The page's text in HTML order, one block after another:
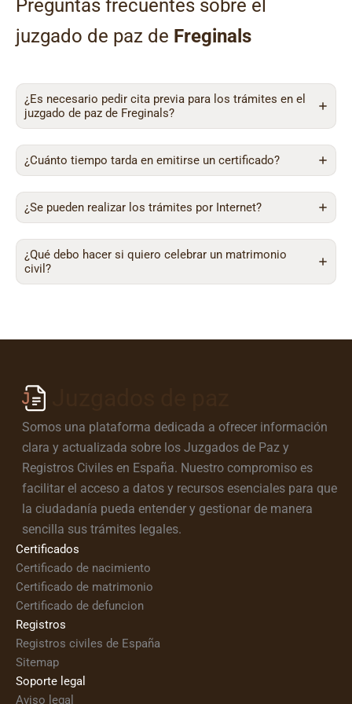
Preguntas frecuentes sobre el
juzgado de paz de Freginals
¿Es necesario pedir cita previa para los trámites en el
juzgado de paz de Freginals?
¿Cuánto tiempo tarda en emitirse un certificado?
¿Se pueden realizar los trámites por Internet?
¿Qué debo hacer si quiero celebrar un matrimonio
civil?
Somos una plataforma dedicada a ofrecer información
clara y actualizada sobre los Juzgados de Paz y
Registros Civiles en España. Nuestro compromiso es
facilitar el acceso a datos y recursos esenciales para que
la ciudadanía pueda entender y gestionar de manera
sencilla sus trámites legales.
Certificados
Certificado de nacimiento
Certificado de matrimonio
Certificado de defuncion
Registros
Registros civiles de España
Sitemap
Soporte legal
Aviso legal